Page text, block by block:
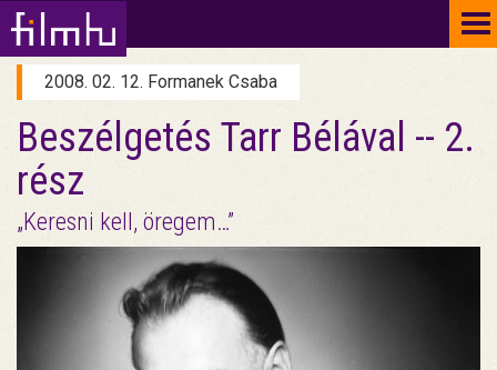
2008. 02. 12. Formanek Csaba
Beszélgetés Tarr Bélával -- 2.
rész
„Keresni kell, öregem…”